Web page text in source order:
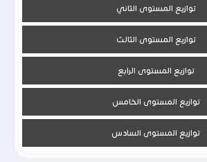
توازيع المستوى الثاني
توازيع المستوى الثالث
توازيع المستوى الرابع
توازيع المستوى الخامس
توازيع المستوى السادس